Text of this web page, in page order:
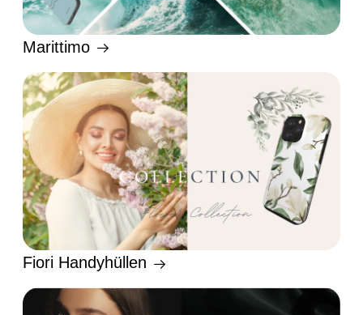
Marittimo
Fiori Handyhüllen